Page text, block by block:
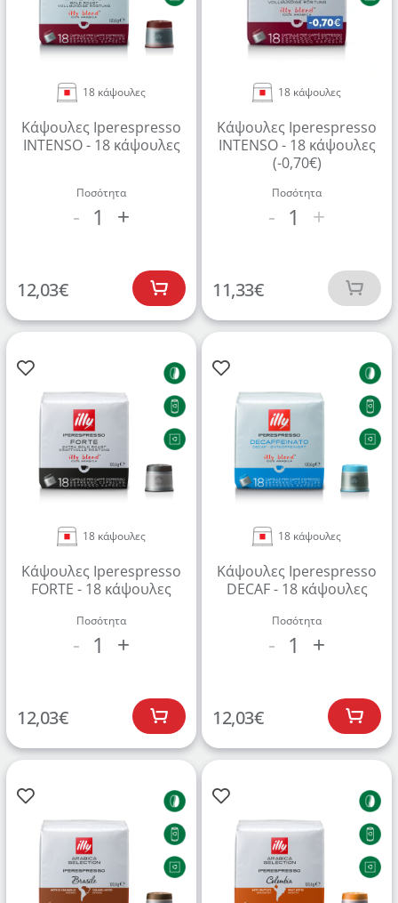
18 κάψουλες
Κάψουλες Iperespresso
INTENSO - 18 κάψουλες
Ποσότητα
- 1 +
12,03€
18 κάψουλες
Κάψουλες Iperespresso
INTENSO - 18 κάψουλες
(-0,70€)
Ποσότητα
- 1 +
11,33€
18 κάψουλες
Κάψουλες Iperespresso
FORTE - 18 κάψουλες
Ποσότητα
- 1 +
12,03€
18 κάψουλες
Κάψουλες Iperespresso
DECAF - 18 κάψουλες
Ποσότητα
- 1 +
12,03€
αποθηκεύστε την δική σας λίστα αγαπημένων.
Βρείτε το προϊόν που επιθυμείτε και πατήστε στο
κουμπί "Προσθήκη στα Αγαπημένα".
Βρείτε την δική σας λίστα Αγαπημένων στο προφίλ
ΔΗΜΙΟΥΡΓΙΑ ΛΟΓΑΡΙΑΣΜΟΥ